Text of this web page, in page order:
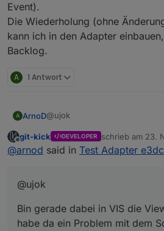
Event).
Die Wiederholung (ohne
kann ich in den Adapter
Backlog.
A 1 Antwort
A ArnoD@ujok
Bin gerade dabei in VIS die
da ein Problem mit dem
;v2:e3dc-
überhaupt möglich ist.
Offline
git-kick DEVELOPER schrieb am 23.
zuletzt editiert
@arnod said in Test Adapter
@ujok
Bin gerade dabei in VIS die
habe da ein Problem mit dem